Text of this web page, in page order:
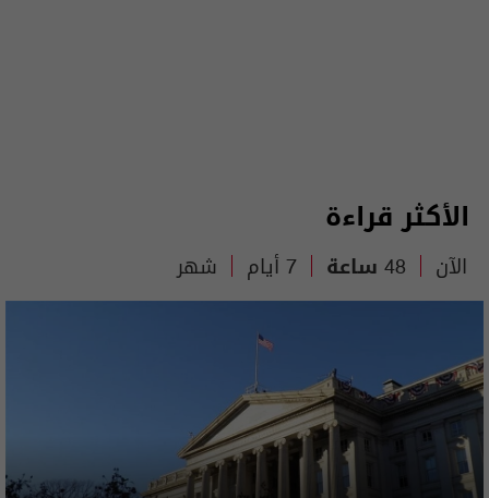
الأكثر قراءة
الآن 48 ساعة 7 أيام شهر